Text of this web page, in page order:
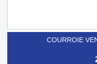
COURROIE